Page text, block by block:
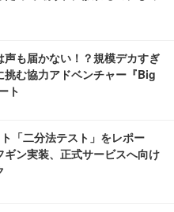
声も届かない！？規模デカすぎ
挑む協力アドベンチャー『Big
ト
「二分法テスト」をレポー
ギン実装、正式サービスへ向け